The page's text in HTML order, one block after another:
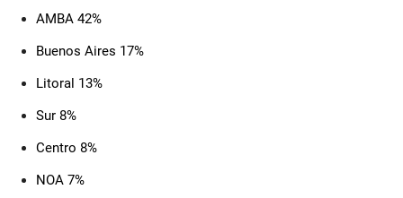
AMBA 42%
Buenos Aires 17%
Litoral 13%
Sur 8%
Centro 8%
NOA 7%